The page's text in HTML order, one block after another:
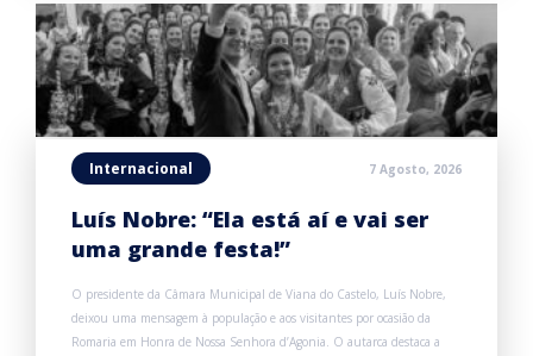
Internacional 7 Agosto, 2026
Luís Nobre: “Ela está aí e vai ser
uma grande festa!”
O presidente da Câmara Municipal de Viana do Castelo, Luís Nobre,
deixou uma mensagem à população e aos visitantes por ocasião da
Romaria em Honra de Nossa Senhora d’Agonia. O autarca destaca a